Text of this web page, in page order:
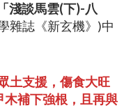
「淺談馬雲(下)-八
雜誌《新玄機》 )中
土支援，傷食大旺
補下強根，且再與